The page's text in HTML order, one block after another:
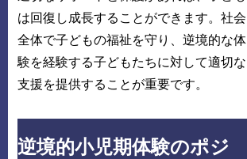
は回復し成長することができます。社会
全体で子どもの福祉を守り、逆境的な体
験を経験する子どもたちに対して適切な
支援を提供することが重要です。
逆境的小児期体験のポジ